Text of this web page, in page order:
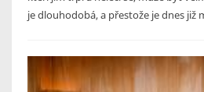
je dlouhodobá, a přestože je dnes již